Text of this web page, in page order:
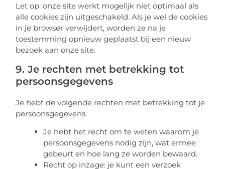
Let op: onze site werkt mogelijk niet optimaal als
alle cookies zijn uitgeschakeld. Als je wel de cookies
in je browser verwijdert, worden ze na je
toestemming opnieuw geplaatst bij een nieuw
bezoek aan onze site.
9. Je rechten met betrekking tot
persoonsgegevens
Je hebt de volgende rechten met betrekking tot je
persoonsgegevens:
Je hebt het recht om te weten waarom je
persoonsgegevens nodig zijn, wat ermee
gebeurt en hoe lang ze worden bewaard.
Recht op inzage: je kunt een verzoek